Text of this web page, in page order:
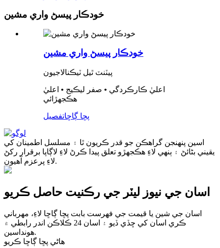
خودڪار پيسڻ واري مشين
خودڪار پيسڻ واري مشين
پيٽنٽ ٿيل ٽيڪنالاجيون
اعليٰ ڪارڪردگي • صفر ليڪيج • اعليٰ
هڪجهڙائي
پڇا ڳاڇاتفصيل
اسين پنهنجن گراهڪن جو قدر ڪريون ٿا ۽ مسلسل اطمينان کي
يقيني بڻائڻ ۽ ٻنهي لاءِ هڪجهڙو تعلق پيدا ڪرڻ لاءِ لاڳاپا برقرار رکڻ
لاءِ پرعزم آهيون.
اسان جي نيوز ليٽر جي رڪنيت حاصل ڪريو
اسان جي شين يا قيمت جي فهرست بابت پڇا ڳاڇا لاءِ، مهرباني
ڪري اسان کي ڇڏي ڏيو ۽ اسان 24 ڪلاڪن اندر رابطي ۾
هونداسين.
هاڻي پڇا ڳاڇا ڪريو